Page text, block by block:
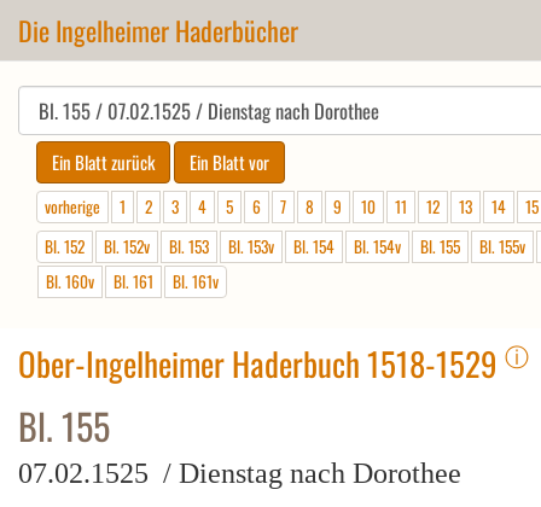
Die Ingelheimer Haderbücher
vorherige 1 2 3 4 5 6 7 8 9 10 11 12 13 14
15
Bl. 152
Bl. 152v Bl. 153 Bl. 153v Bl. 154 Bl. 154v Bl. 155
Bl. 155v
Bl. 160v
Bl. 161 Bl. 161v
Ober-Ingelheimer Haderbuch 1518-1529 ⓘ
Bl. 155
07.02.1525 / Dienstag nach Dorothee